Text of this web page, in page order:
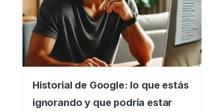
Historial de Google: lo que estás
ignorando y que podría estar